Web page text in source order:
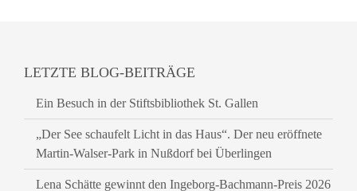
LETZTE BLOG-BEITRÄGE
Ein Besuch in der Stiftsbibliothek St. Gallen
„Der See schaufelt Licht in das Haus“. Der neu eröffnete
Martin-Walser-Park in Nußdorf bei Überlingen
Lena Schätte gewinnt den Ingeborg-Bachmann-Preis 2026